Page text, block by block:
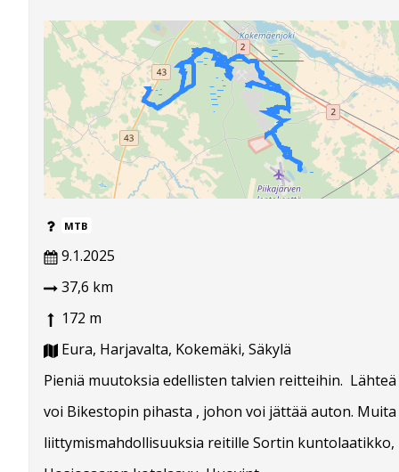
MTB
9.1.2025
37,6 km
172 m
Eura, Harjavalta, Kokemäki, Säkylä
Pieniä muutoksia edellisten talvien reitteihin. Lähteä
voi Bikestopin pihasta , johon voi jättää auton. Muita
liittymismahdollisuuksia reitille Sortin kuntolaatikko,